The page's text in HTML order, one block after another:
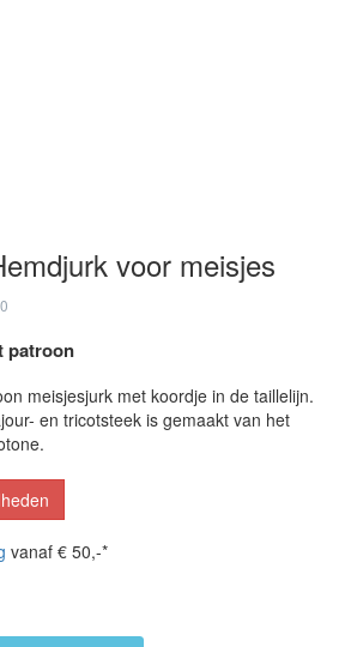
voor meisjes
patroon
meisjesjurk met koordje in de taillelijn.
en tricotsteek is gemaakt van het
vanaf € 50,-*